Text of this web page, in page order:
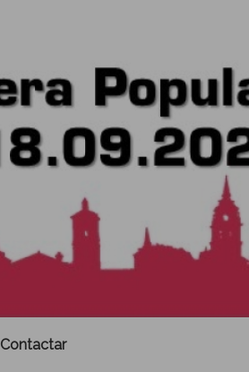
Contactar